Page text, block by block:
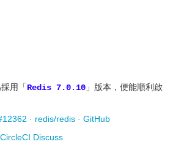
用「Redis 7.0.10 」版本，便能順利啟
· redis/redis · GitHub
Discuss